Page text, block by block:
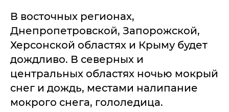
В восточных регионах,
Днепропетровской, Запорожской,
Херсонской областях и Крыму будет
дождливо. В северных и
центральных областях ночью мокрый
снег и дождь, местами налипание
мокрого снега, гололедица.